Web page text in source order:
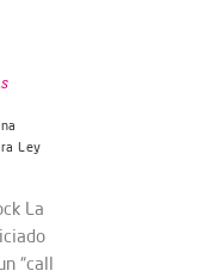
Ley
La
“call